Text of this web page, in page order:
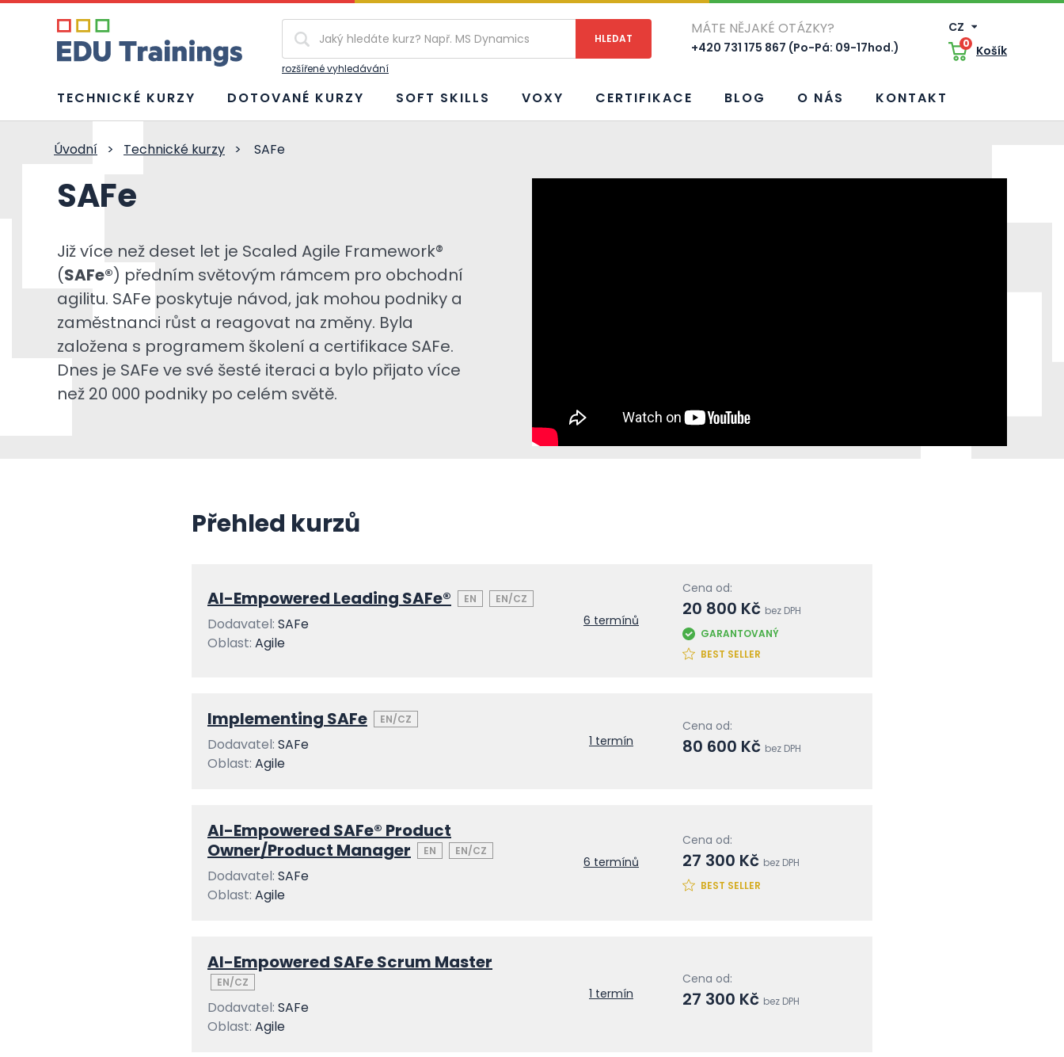
rozšířené vyhledávání
MÁTE NĚJAKÉ OTÁZKY?
+420 731 175 867 (Po-Pá: 09-17hod.)
CZ
0 Košík
TECHNICKÉ KURZY DOTOVANÉ KURZY SOFT SKILLS VOXY CERTIFIKACE BLOG O NÁS KONTAKT
Úvodní > Technické kurzy > SAFe
SAFe
Již více než deset let je Scaled Agile Framework®
(SAFe®) předním světovým rámcem pro obchodní
agilitu. SAFe poskytuje návod, jak mohou podniky a
zaměstnanci růst a reagovat na změny. Byla
založena s programem školení a certifikace SAFe.
Dnes je SAFe ve své šesté iteraci a bylo přijato více
než 20 000 podniky po celém světě.
Přehled kurzů
AI-Empowered Leading SAFe® EN EN/CZ
Dodavatel: SAFe
Oblast: Agile
6 termínů
Cena od:
20 800 Kč bez DPH
GARANTOVANÝ
BEST SELLER
Implementing SAFe EN/CZ
Dodavatel: SAFe
Oblast: Agile
1 termín
Cena od:
80 600 Kč bez DPH
AI-Empowered SAFe® Product
Owner/Product Manager
EN EN/CZ
Dodavatel: SAFe
Oblast: Agile
6 termínů
Cena od:
27 300 Kč bez DPH
BEST SELLER
AI-Empowered SAFe Scrum Master
EN/CZ
Dodavatel: SAFe
Oblast: Agile
1 termín
Cena od:
27 300 Kč bez DPH